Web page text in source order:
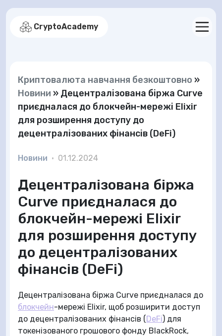
CryptoAcademy
Криптовалюта навчання безкоштовно »
Новини » Децентралізована біржа Curve
приєдналася до блокчейн-мережі Elixir
для розширення доступу до
децентралізованих фінансів (DeFi)
Новини • 01.12.2024
Децентралізована біржа
Curve приєдналася до
блокчейн-мережі Elixir
для розширення доступу
до децентралізованих
фінансів (DeFi)
Децентралізована біржа Curve приєдналася до
блокчейн-мережі Elixir, щоб розширити доступ
до децентралізованих фінансів (DeFi) для
токенізованого грошового фонду BlackRock,